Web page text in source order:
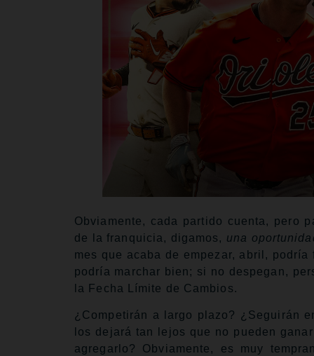
Obviamente, cada partido cuenta, pero
de la franquicia, digamos, una
mes que acaba de empezar, abril,
podría marchar bien; si no despegan,
la Fecha Límite de Cambios.
¿Competirán a largo plazo? ¿Seguirán
los dejará tan lejos que no pueden
agregarlo? Obviamente, es muy